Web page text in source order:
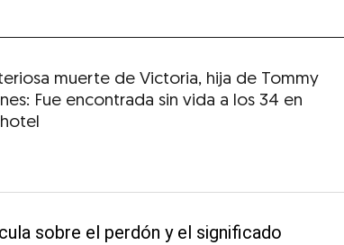
muerte de Victoria, hija de Tommy
Fue encontrada sin vida a los 34 en
sobre el perdón y el significado